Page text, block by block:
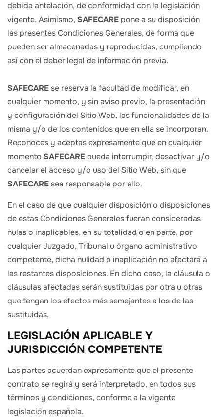
debida antelación, de conformidad con la legislación
vigente. Asimismo, SAFECARE pone a su disposición
las presentes Condiciones Generales, de forma que
pueden ser almacenadas y reproducidas, cumpliendo
así con el deber legal de información previa.
SAFECARE se reserva la facultad de modificar, en
cualquier momento, y sin aviso previo, la presentación
y configuración del Sitio Web, las funcionalidades de la
misma y/o de los contenidos que en ella se incorporan.
Reconoces y aceptas expresamente que en cualquier
momento SAFECARE pueda interrumpir, desactivar y/o
cancelar el acceso y/o uso del Sitio Web, sin que
SAFECARE sea responsable por ello.
En el caso de que cualquier disposición o disposiciones
de estas Condiciones Generales fueran consideradas
nulas o inaplicables, en su totalidad o en parte, por
cualquier Juzgado, Tribunal u órgano administrativo
competente, dicha nulidad o inaplicación no afectará a
las restantes disposiciones. En dicho caso, la cláusula o
cláusulas afectadas serán sustituidas por otra u otras
que tengan los efectos más semejantes a los de las
sustituidas.
LEGISLACIÓN APLICABLE Y
JURISDICCIÓN COMPETENTE
Las partes acuerdan expresamente que el presente
contrato se regirá y será interpretado, en todos sus
términos y condiciones, conforme a la vigente
legislación española.